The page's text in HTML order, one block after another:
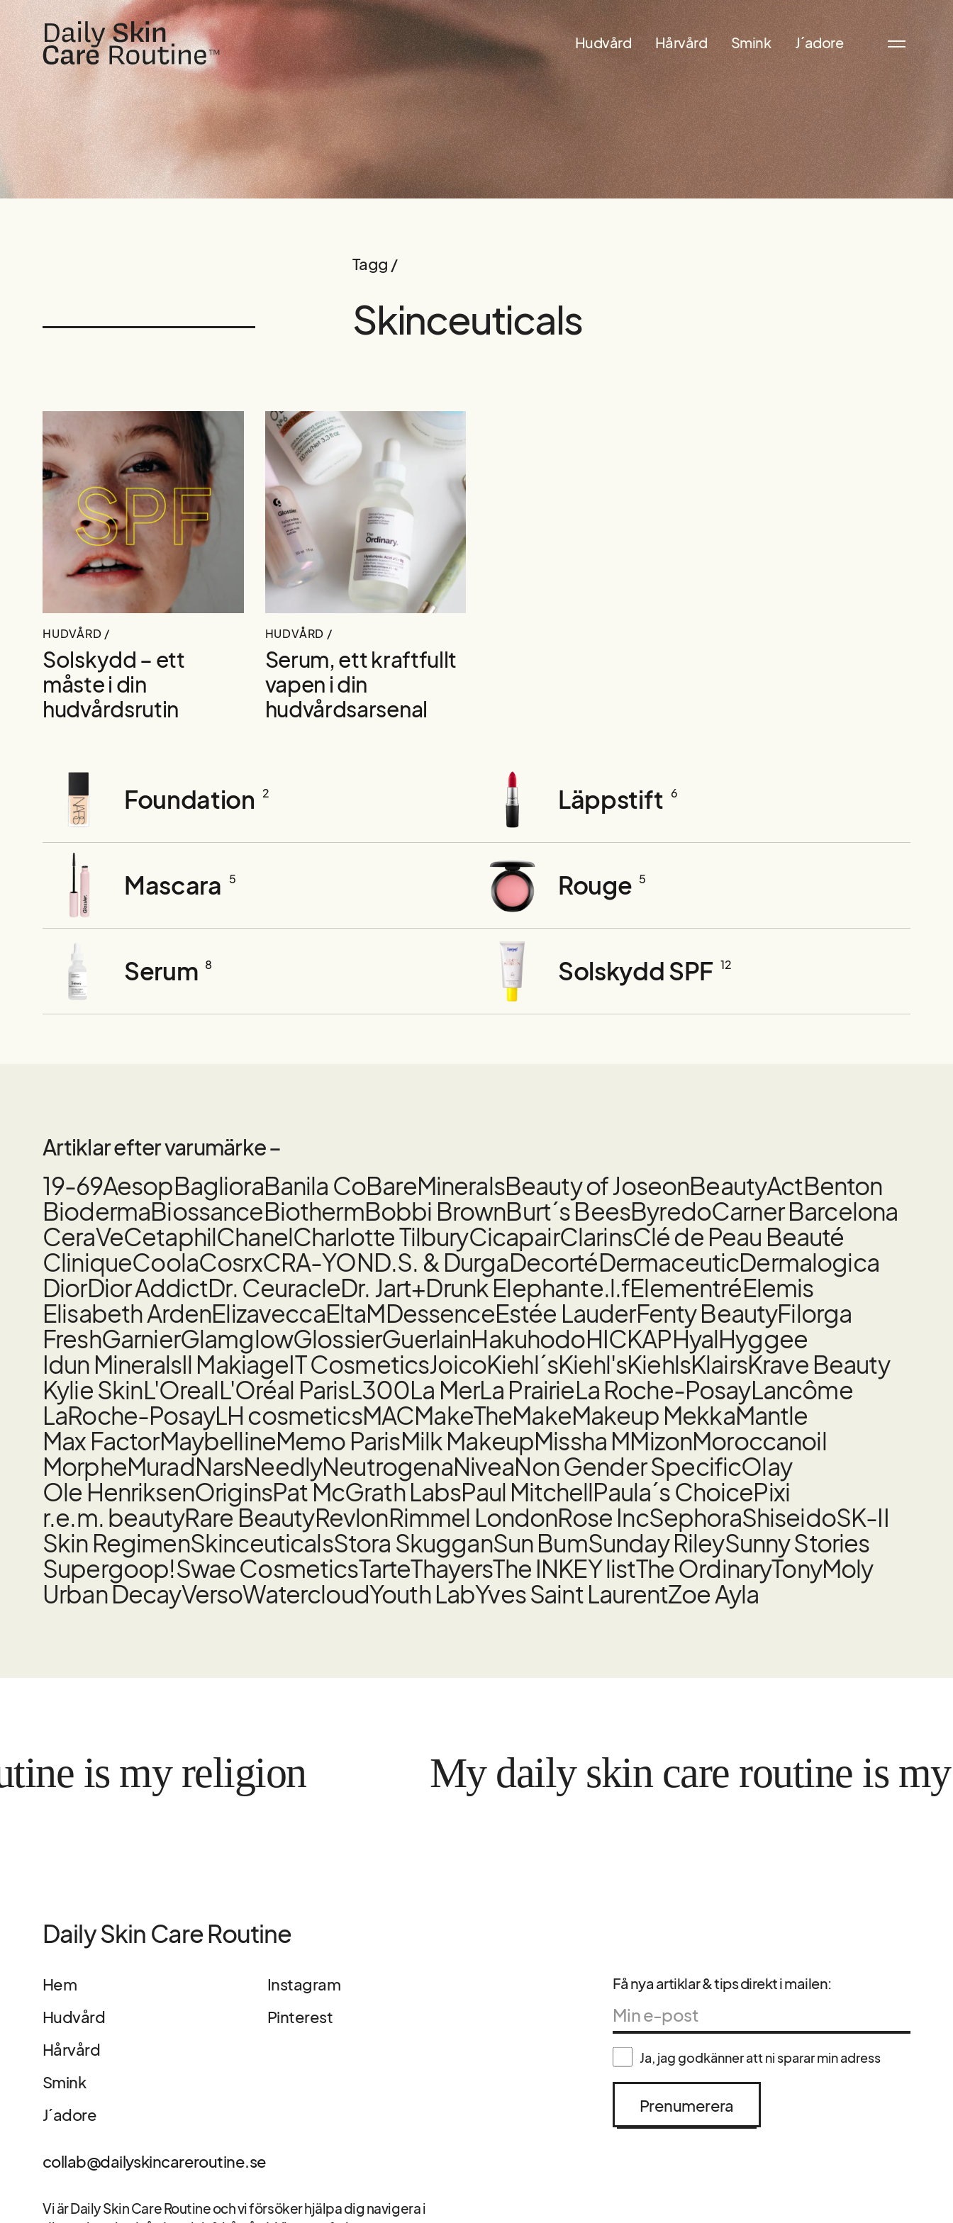
Hudvård Hårvård Smink J´adore
Tagg /
Skinceuticals
HUDVÅRD /
Solskydd – ett
måste i din
hudvårdsrutin
HUDVÅRD /
Serum, ett kraftfullt
vapen i din
hudvårdsarsenal
Foundation 2 Läppstift 6
Mascara 5 Rouge 5
Serum 8 Solskydd SPF 12
Artiklar efter varumärke –
19-69AesopBaglioraBanila CoBareMineralsBeauty of JoseonBeautyActBenton
BiodermaBiossanceBiothermBobbi BrownBurt´s BeesByredoCarner Barcelona
CeraVeCetaphilChanelCharlotte TilburyCicapairClarinsClé de Peau Beauté
CliniqueCoolaCosrxCRA-YOND.S. & DurgaDecortéDermaceuticDermalogica
DiorDior AddictDr. CeuracleDr. Jart+Drunk Elephante.l.fElementréElemis
Elisabeth ArdenElizaveccaEltaMDessenceEstée LauderFenty BeautyFilorga
FreshGarnierGlamglowGlossierGuerlainHakuhodoHICKAPHyalHyggee
Idun MineralsIl MakiageIT CosmeticsJoicoKiehl´sKiehl'sKiehlsKlairsKrave Beauty
Kylie SkinL'OrealL'Oréal ParisL300La MerLa PrairieLa Roche-PosayLancôme
LaRoche-PosayLH cosmeticsMACMakeTheMakeMakeup MekkaMantle
Max FactorMaybellineMemo ParisMilk MakeupMissha MMizonMoroccanoil
MorpheMuradNarsNeedlyNeutrogenaNiveaNon Gender SpecificOlay
Ole HenriksenOriginsPat McGrath LabsPaul MitchellPaula´s ChoicePixi
r.e.m. beautyRare BeautyRevlonRimmel LondonRose IncSephoraShiseidoSK-II
Skin RegimenSkinceuticalsStora SkugganSun BumSunday RileySunny Stories
Supergoop!Swae CosmeticsTarteThayersThe INKEY listThe OrdinaryTonyMoly
Urban DecayVersoWatercloudYouth LabYves Saint LaurentZoe Ayla
my religion My daily skin care routine is my
Daily Skin Care Routine
Hem
Hudvård
Hårvård
Smink
J´adore
Instagram
Pinterest
collab@dailyskincareroutine.se
Vi är Daily Skin Care Routine och vi försöker hjälpa dig navigera i
Få nya artiklar & tips direkt i mailen:
Ja, jag godkänner att ni sparar min adress